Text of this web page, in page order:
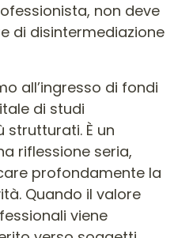
non deve
di disintermediazione
all’ingresso di fondi
di studi
strutturati. È un
riflessione seria,
profondamente la
Quando il valore
viene